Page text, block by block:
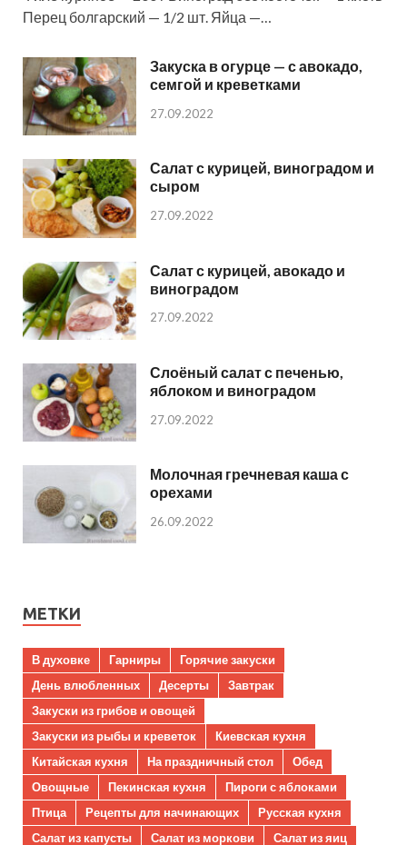
Перец болгарский — 1/2 шт. Яйца —…
Закуска в огурце — с авокадо,
семгой и креветками
27.09.2022
Салат с курицей, виноградом и
сыром
27.09.2022
Салат с курицей, авокадо и
виноградом
27.09.2022
Слоёный салат с печенью,
яблоком и виноградом
27.09.2022
Молочная гречневая каша с
орехами
26.09.2022
МЕТКИ
В духовке Гарниры
Горячие закуски
День влюбленных
Десерты
Завтрак
Закуски из грибов и овощей
Закуски из рыбы и креветок
Киевская кухня
Китайская кухня
На праздничный стол
Обед
Овощные
Пекинская кухня
Пироги с яблоками
Птица
Рецепты для начинающих
Русская кухня
Салат из капусты
Салат из моркови
Салат из яиц